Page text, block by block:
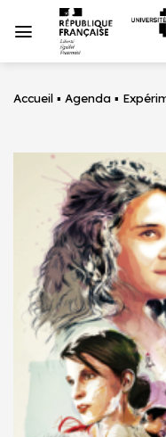
au
Accueil ▪ Agenda ▪